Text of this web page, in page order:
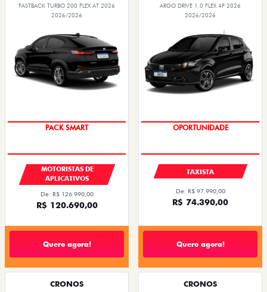
FASTBACK TURBO 200 FLEX AT 2026
2026/2026
PACK SMART
MOTORISTAS DE
APLICATIVOS
De: R$ 126.990,00
R$ 120.690,00
Quero agora!
ARGO DRIVE 1.0 FLEX 4P 2026
2026/2026
OPORTUNIDADE
TAXISTA
De: R$ 97.990,00
R$ 74.390,00
Quero agora!
CRONOS CRONOS